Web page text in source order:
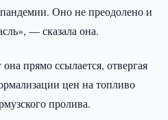
Оно не преодолено и
— сказала она.
прямо ссылается, отвергая
цен на топливо
пролива.